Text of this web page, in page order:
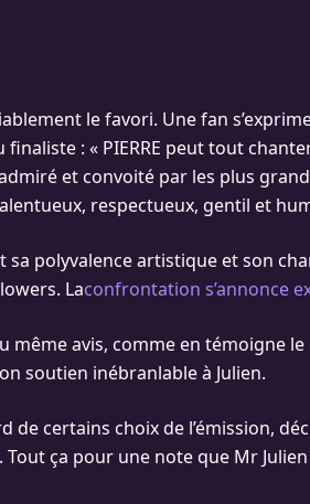
le favori. Une fan
: « PIERRE peut tout
et convoité par les plus
respectueux, gentil et
sa polyvalence artistique et son
Laconfrontation s’annonce
même avis, comme en témoigne le
soutien inébranlable à Julien.
de certains choix de l’émission,
ça pour une note que Mr Julien